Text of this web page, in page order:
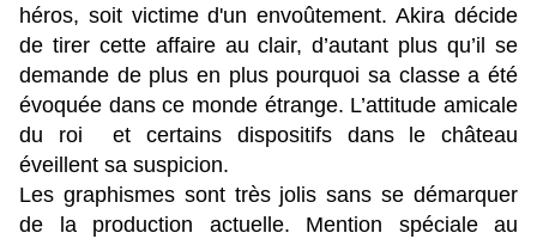
héros, soit victime d'un envoûtement. Akira décide
de tirer cette affaire au clair, d’autant plus qu’il se
demande de plus en plus pourquoi sa classe a été
évoquée dans ce monde étrange. L’attitude amicale
du roi et certains dispositifs dans le château
éveillent sa suspicion.
Les graphismes sont très jolis sans se démarquer
de la production actuelle. Mention spéciale au